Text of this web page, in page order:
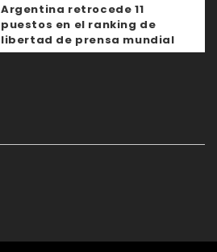
Argentina retrocede 11
puestos en el ranking de
libertad de prensa mundial